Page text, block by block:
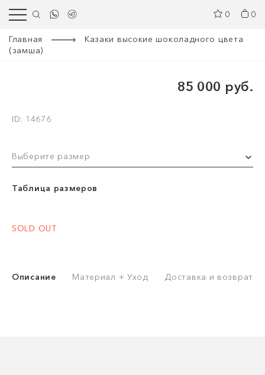
0 0
Главная
Казаки высокие шоколадного цвета
(замша)
85 000 руб.
ID: 14676
Выберите размер
Таблица размеров
SOLD OUT
Описание Материал + Уход Доставка и возврат